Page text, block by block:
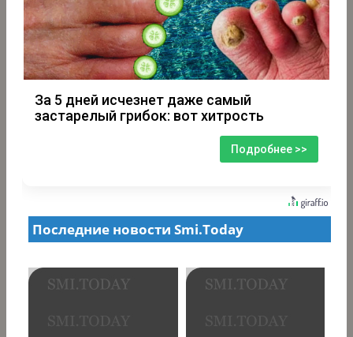
За 5 дней исчезнет даже самый
застарелый грибок: вот хитрость
Подробнее >>